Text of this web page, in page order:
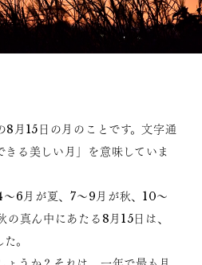
8月15日の月のことです。文字通
きる美しい月」を意味していま
6月が夏、7～9月が秋、10～
真ん中にあたる8月15日は、
。